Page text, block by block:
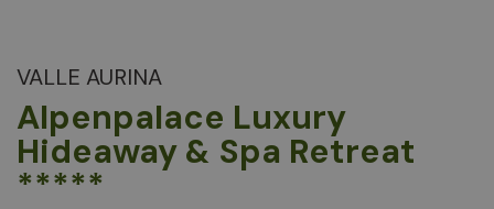
VALLE AURINA
Alpenpalace Luxury
Hideaway & Spa Retreat
*****